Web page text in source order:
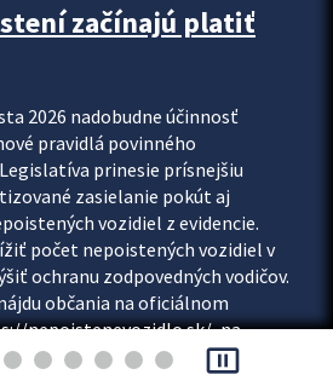
začínajú platiť
2026 nadobudne účinnosť
pravidlá povinného
prinesie prísnejšiu
zasielanie pokút aj
vozidiel z evidencie.
počet nepoistených vozidiel v
ochranu zodpovedných vodičov.
občania na oficiálnom
nepoistenevozidlo.sk/, na
aj možnosť overiť si...
pause_presentation